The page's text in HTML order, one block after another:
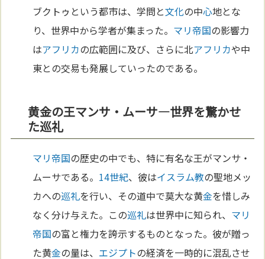
ブクトゥという都市は、学問と文化の中心地とな
り、世界中から学者が集まった。 マリ帝国の影響力
はアフリカの広範囲に及び、さらに北アフリカや中
東との交易も発展していったのである。
黄金の王マンサ・ムーサ—世界を驚かせ
た巡礼
マリ帝国の歴史の中でも、特に有名な王がマンサ・
ムーサである。 14世紀、彼はイスラム教の聖地メッ
カへの巡礼を行い、その道中で莫大な黄金を惜しみ
なく分け与えた。この巡礼は世界中に知られ、 マリ
帝国の富と権力を誇示するものとなった。彼が贈っ
た黄金の量は、 エジプトの経済を一時的に混乱させ